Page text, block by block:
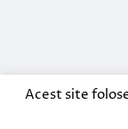
Acest site